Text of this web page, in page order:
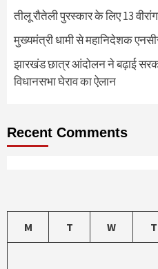
तीलू रौतेली पुरस्कार के लिए 13
मुख्यमंत्री धामी से महानिदेशक
झारखंड छात्र आंदोलन ने बढ़ाई
विधानसभा घेराव का ऐलान
Recent Comments
M T W T